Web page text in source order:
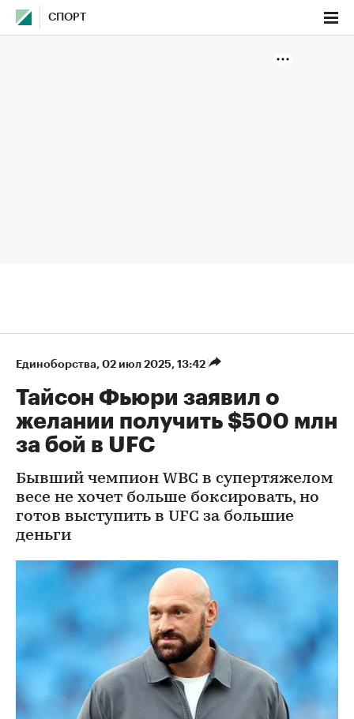
СПОРТ
Единоборства⁠, 02 июл 2025, 13:42
Тайсон Фьюри заявил о
желании получить $500 млн
за бой в UFC
Бывший чемпион WBC в супертяжелом
весе не хочет больше боксировать, но
готов выступить в UFC за большие
деньги